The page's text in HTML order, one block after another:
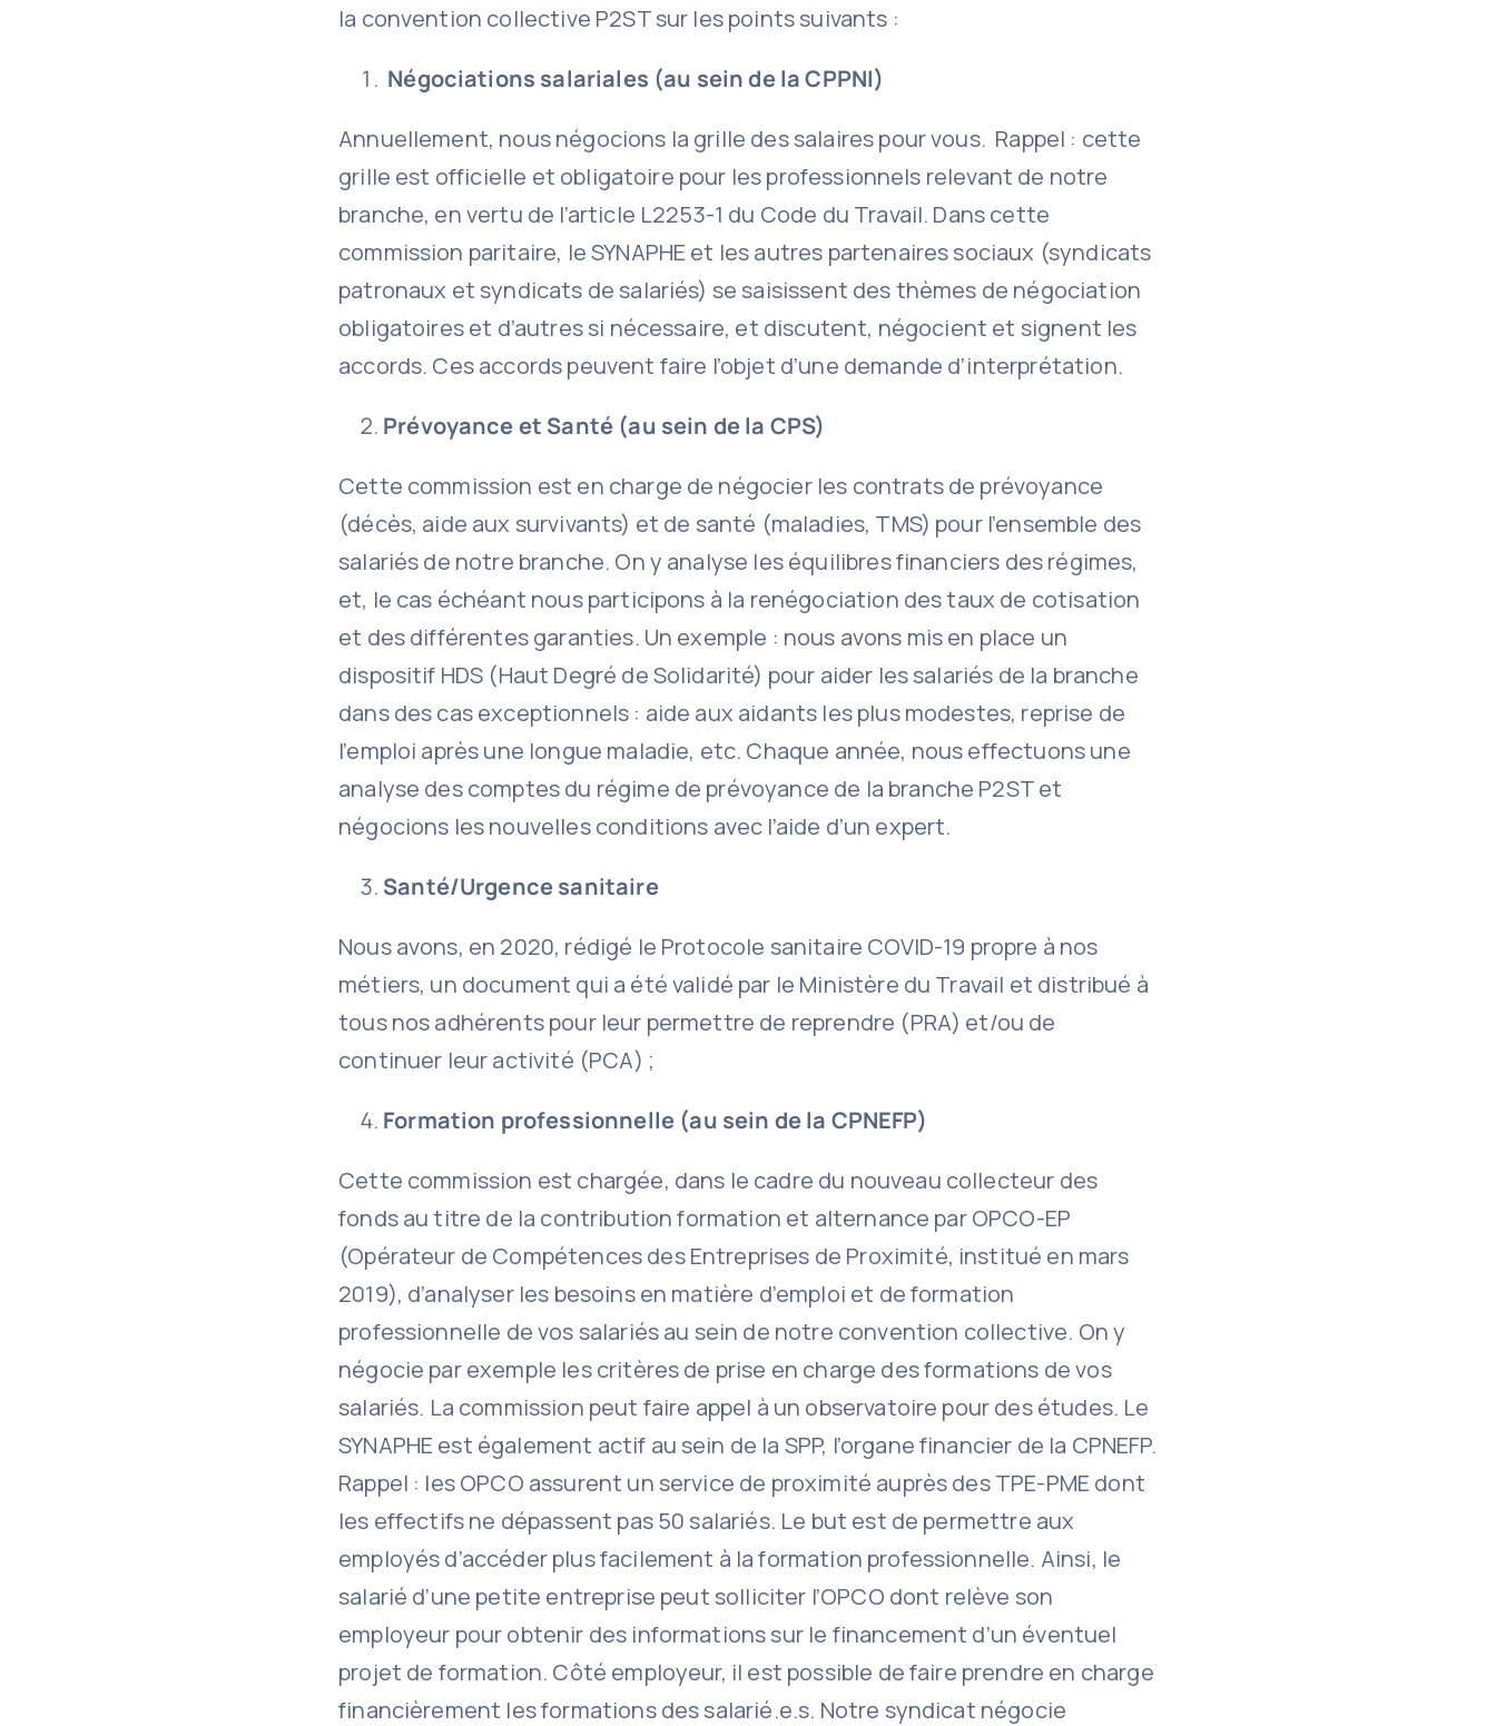
la convention collective P2ST sur les points suivants :
Négociations salariales (au sein de la CPPNI)
Annuellement, nous négocions la grille des salaires pour vous. Rappel : cette
grille est officielle et obligatoire pour les professionnels relevant de notre
branche, en vertu de l’article L2253-1 du Code du Travail. Dans cette
commission paritaire, le SYNAPHE et les autres partenaires sociaux (syndicats
patronaux et syndicats de salariés) se saisissent des thèmes de négociation
obligatoires et d’autres si nécessaire, et discutent, négocient et signent les
accords. Ces accords peuvent faire l’objet d’une demande d’interprétation.
Prévoyance et Santé (au sein de la CPS)
Cette commission est en charge de négocier les contrats de prévoyance
(décès, aide aux survivants) et de santé (maladies, TMS) pour l’ensemble des
salariés de notre branche. On y analyse les équilibres financiers des régimes,
et, le cas échéant nous participons à la renégociation des taux de cotisation
et des différentes garanties. Un exemple : nous avons mis en place un
dispositif HDS (Haut Degré de Solidarité) pour aider les salariés de la branche
dans des cas exceptionnels : aide aux aidants les plus modestes, reprise de
l’emploi après une longue maladie, etc. Chaque année, nous effectuons une
analyse des comptes du régime de prévoyance de la branche P2ST et
négocions les nouvelles conditions avec l’aide d’un expert.
Santé/Urgence sanitaire
Nous avons, en 2020, rédigé le Protocole sanitaire COVID-19 propre à nos
métiers, un document qui a été validé par le Ministère du Travail et distribué à
tous nos adhérents pour leur permettre de reprendre (PRA) et/ou de
continuer leur activité (PCA) ;
Formation professionnelle (au sein de la CPNEFP)
Cette commission est chargée, dans le cadre du nouveau collecteur des
fonds au titre de la contribution formation et alternance par OPCO-EP
(Opérateur de Compétences des Entreprises de Proximité, institué en mars
2019), d’analyser les besoins en matière d’emploi et de formation
professionnelle de vos salariés au sein de notre convention collective. On y
négocie par exemple les critères de prise en charge des formations de vos
salariés. La commission peut faire appel à un observatoire pour des études. Le
SYNAPHE est également actif au sein de la SPP, l’organe financier de la CPNEFP.
Rappel : les OPCO assurent un service de proximité auprès des TPE-PME dont
les effectifs ne dépassent pas 50 salariés. Le but est de permettre aux
employés d’accéder plus facilement à la formation professionnelle. Ainsi, le
salarié d’une petite entreprise peut solliciter l’OPCO dont relève son
employeur pour obtenir des informations sur le financement d’un éventuel
projet de formation. Côté employeur, il est possible de faire prendre en charge
financièrement les formations des salarié.e.s. Notre syndicat négocie